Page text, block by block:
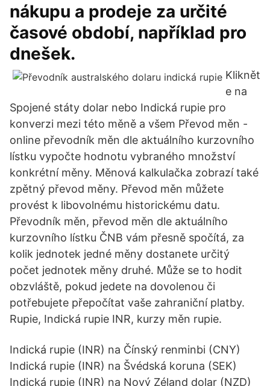
nákupu a prodeje za určité
časové období, například pro
dnešek.
Kliknět
e na
Spojené státy dolar nebo Indická rupie pro
konverzi mezi této měně a všem Převod měn -
online převodník měn dle aktuálního kurzovního
lístku vypočte hodnotu vybraného množství
konkrétní měny. Měnová kalkulačka zobrazí také
zpětný převod měny. Převod měn můžete
provést k libovolnému historickému datu.
Převodník měn, převod měn dle aktuálního
kurzovního lístku ČNB vám přesně spočítá, za
kolik jednotek jedné měny dostanete určitý
počet jednotek měny druhé. Může se to hodit
obzvláště, pokud jedete na dovolenou či
potřebujete přepočítat vaše zahraniční platby.
Rupie, Indická rupie INR, kurzy měn rupie.
Indická rupie (INR) na Čínský renminbi (CNY)
Indická rupie (INR) na Švédská koruna (SEK)
Indická rupie (INR) na Nový Zéland dolar (NZD)